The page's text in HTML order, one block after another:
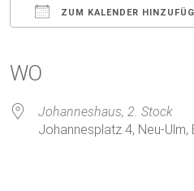
ZUM KALENDER
WO
Johanneshaus, 2. Stock
Johannesplatz 4, Neu-Ulm,